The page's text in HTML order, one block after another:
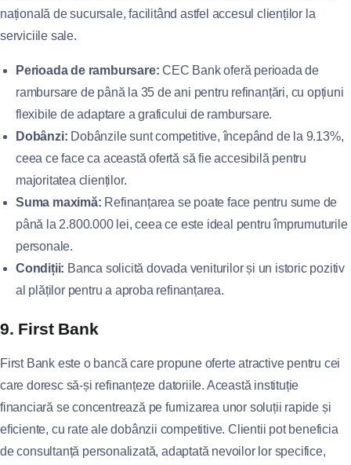
națională de sucursale, facilitând astfel accesul clienților la
serviciile sale.
Perioada de rambursare: CEC Bank oferă perioada de
rambursare de până la 35 de ani pentru refinanțări, cu opțiuni
flexibile de adaptare a graficului de rambursare.
Dobânzi: Dobânzile sunt competitive, începând de la 9.13%,
ceea ce face ca această ofertă să fie accesibilă pentru
majoritatea clienților.
Suma maximă: Refinanțarea se poate face pentru sume de
până la 2.800.000 lei, ceea ce este ideal pentru împrumuturile
personale.
Condiții: Banca solicită dovada veniturilor și un istoric pozitiv
al plăților pentru a aproba refinanțarea.
9. First Bank
First Bank este o bancă care propune oferte atractive pentru cei
care doresc să-și refinanțeze datoriile. Această instituție
financiară se concentrează pe furnizarea unor soluții rapide și
eficiente, cu rate ale dobânzii competitive. Clientii pot beneficia
de consultanță personalizată, adaptată nevoilor lor specifice,